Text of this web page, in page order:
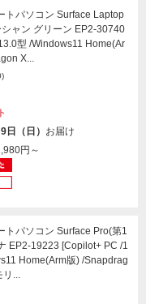
パソコン Surface Laptop
ャン グリーン EP2-30740
型 /Windows11 Home(Ar
X...
日（日） お届け
円～
パソコン Surface Pro(第1
EP2-19223 [Copilot+ PC /1
Home(Arm版) /Snapdrag
リ...